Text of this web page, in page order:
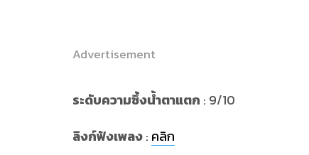
Advertisement
ระดับความซึ้งน้ำตาแตก : 9/10
ลิงก์ฟังเพลง: คลิก